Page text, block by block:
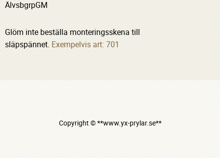
ÄlvsbgrpGM
Glöm inte beställa monteringsskena till
släpspännet. Exempelvis art: 701
Copyright © **www.yx-prylar.se**